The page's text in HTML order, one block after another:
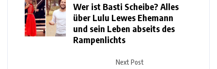
Wer ist Basti Scheibe? Alles
über Lulu Lewes Ehemann
und sein Leben abseits des
Rampenlichts
Next Post